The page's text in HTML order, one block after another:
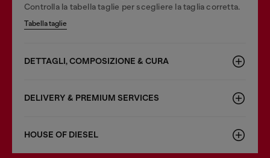
Controlla la tabella taglie per scegliere la taglia corretta.
Tabella taglie
DETTAGLI, COMPOSIZIONE & CURA
DELIVERY & PREMIUM SERVICES
HOUSE OF DIESEL